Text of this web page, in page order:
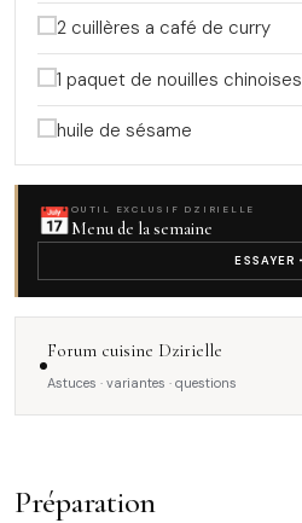
2 cuillères a café de curry
1 paquet de nouilles chinoises
huile de sésame
📅 OUTIL EXCLUSIF DZIRIELLE
Menu de la semaine
ESSAYER
Forum cuisine Dzirielle
Astuces · variantes · questions
Préparation